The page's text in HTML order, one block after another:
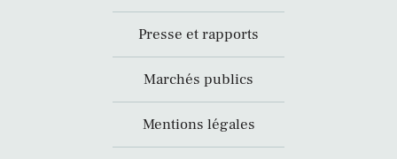
Presse et rapports
Marchés publics
Mentions légales